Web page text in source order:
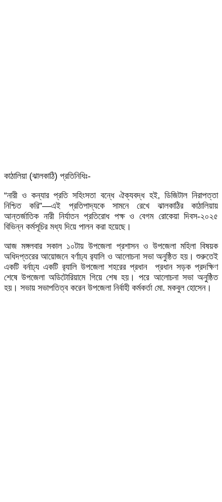
কাঠালিয়া (ঝালকাঠি) প্রতিনিধিঃ-
“নারী ও কন্যার প্রতি সহিংসতা বন্ধে ঐক্যবদ্ধ হই, ডিজিটাল নিরাপত্তা
নিশ্চিত করি”—এই প্রতিপাদ্যকে সামনে রেখে ঝালকাঠির কাঠালিয়ায়
আন্তর্জাতিক নারী নির্যাতন প্রতিরোধ পক্ষ ও বেগম রোকেয়া দিবস-২০২৫
বিভিন্ন কর্মসূচির মধ্য দিয়ে পালন করা হয়েছে।
আজ মঙ্গলবার সকাল ১০টায় উপজেলা প্রশাসন ও উপজেলা মহিলা বিষয়ক
অধিদপ্তরের আয়োজনে বর্ণাঢ্য র‌্যালি ও আলোচনা সভা অনুষ্ঠিত হয়। শুরুতেই
একটি বর্নাঢ্য একটি র‌্যালি উপজেলা শহরের প্রধান প্রধান সড়ক প্রদক্ষিণ
শেষে উপজেলা অডিটোরিয়ামে গিয়ে শেষ হয়। পরে আলোচনা সভা অনুষ্ঠিত
হয়। সভায় সভাপতিত্ব করেন উপজেলা নির্বাহী কর্মকর্তা মো. মকবুল হোসেন।